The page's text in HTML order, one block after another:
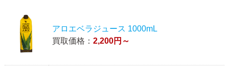
アロエベラジュース 1000mL
買取価格： 2,200円～